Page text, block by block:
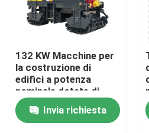
Macchine per
Macchine per imballaggio
Macchine per la costruzione
132 KW Macchine per
la costruzione di
edifici a potenza
nominale dotate di
ciclo di stampaggio
10-12s e larghezza di
fresatura di 1000 mm
Invia richiesta